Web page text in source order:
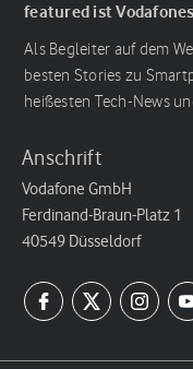
featured ist
Als Begleiter auf dem
besten Stories zu
heißesten Tech-News
Anschrift
Vodafone GmbH
Ferdinand-Braun-Platz 1
40549 Düsseldorf